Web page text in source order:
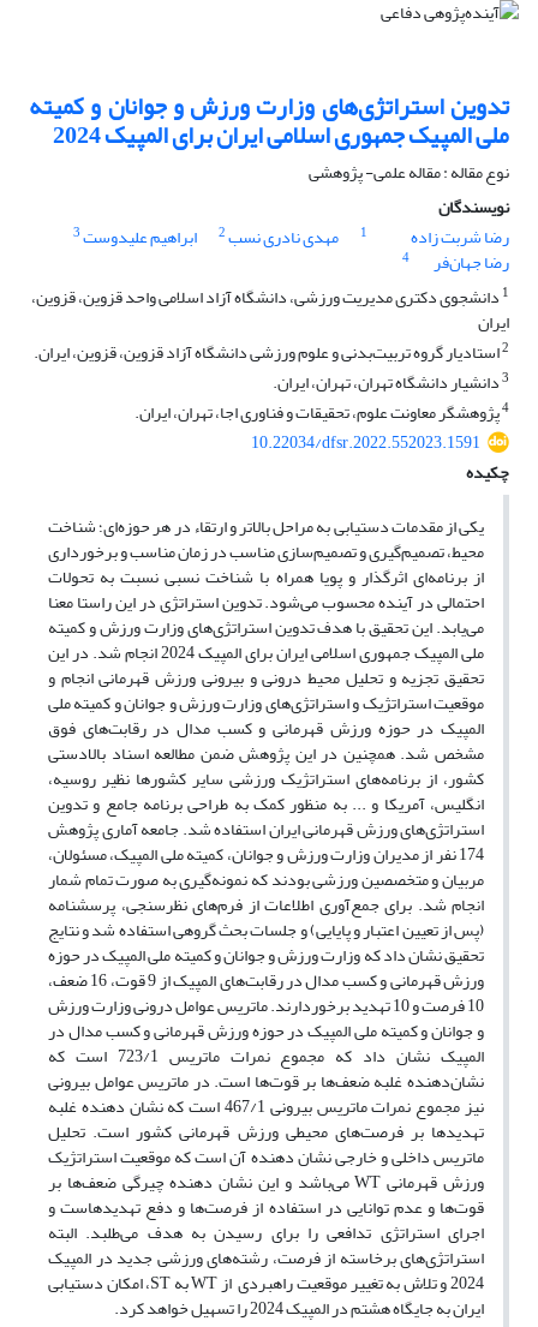
تدوین استراتژی‌های وزارت ورزش و جوانان و کمیته
ملی المپیک جمهوری اسلامی ایران برای المپیک 2024
نوع مقاله : مقاله علمی- پژوهشی
نویسندگان
رضا شربت زاده
1 مهدی نادری نسب2 ابراهیم علیدوست3
رضا جهان‌فر
4
1 دانشجوی دکتری مدیریت ورزشی، دانشگاه آزاد اسلامی واحد قزوین، قزوین،
ایران
2استادیار گروه تربیت‌بدنی و علوم ورزشی دانشگاه آزاد قزوین، قزوین، ایران.
3دانشیار دانشگاه تهران، تهران، ایران.
4پژوهشگر معاونت علوم، تحقیقات و فناوری اجا، تهران، ایران.
10.22034/dfsr.2022.552023.1591
چکیده
یکی از مقدمات دستیابی به مراحل بالاتر و ارتقاء در هر حوزه‌ای؛ شناخت
محیط، تصمیم‌گیری و تصمیم‌سازی مناسب در زمان مناسب و برخورداری
از برنامه‌ای اثرگذار و پویا همراه با شناخت نسبی نسبت به تحولات
احتمالی در آینده محسوب می‌شود. تدوین استراتژی در این راستا معنا
می‌یابد. این تحقیق با هدف تدوین استراتژی‌های وزارت ورزش و کمیته
ملی المپیک جمهوری اسلامی ایران برای المپیک 2024 انجام شد. در این
تحقیق تجزیه و تحلیل محیط درونی و بیرونی ورزش قهرمانی انجام و
موقعیت استراتژیک و استراتژی‌های وزارت ورزش و جوانان و کمیته ملی
المپیک در حوزه ورزش قهرمانی و کسب مدال در رقابت‌های فوق
مشخص شد. همچنین در این پژوهش ضمن مطالعه اسناد بالادستی
کشور، از برنامه‌های استراتژیک ورزشی سایر کشورها نظیر روسیه،
انگلیس، آمریکا و ... به منظور کمک به طراحی برنامه جامع و تدوین
استراتژی‌های ورزش قهرمانی ایران استفاده شد. جامعه آماری پژوهش
174 نفر از مدیران وزارت ورزش و جوانان، کمیته ملی المپیک، مسئولان،
مربیان و متخصصین ورزشی بودند که نمونه‌گیری به صورت تمام شمار
انجام شد. برای جمع‌آوری اطلاعات از فرم‌های نظرسنجی، پرسشنامه
(پس از تعیین اعتبار و پایایی) و جلسات بحث گروهی استفاده شد و نتایج
تحقیق نشان داد که وزارت ورزش و جوانان و کمیته ملی المپیک در حوزه
ورزش قهرمانی و کسب مدال در رقابت‌های المپیک از 9 قوت، 16 ضعف،
10 فرصت و 10 تهدید برخوردارند. ماتریس عوامل درونی وزارت ورزش
و جوانان و کمیته ملی المپیک در حوزه ورزش قهرمانی و کسب مدال در
المپیک نشان داد که مجموع نمرات ماتریس 723/1 است که
نشان‌دهنده غلبه ضعف‌ها بر قوت‌ها است. در ماتریس عوامل بیرونی
نیز مجموع نمرات ماتریس بیرونی 467/1 است که نشان دهنده غلبه
تهدیدها بر فرصت‌های محیطی ورزش قهرمانی کشور است. تحلیل
ماتریس داخلی و خارجی نشان دهنده آن است که موقعیت استراتژیک
ورزش قهرمانی WT می‌باشد و این نشان دهنده چیرگی ضعف‌ها بر
قوت‌ها و عدم توانایی در استفاده از فرصت‌ها و دفع تهدیدهاست و
اجرای استراتژی تدافعی را برای رسیدن به هدف می‌طلبد. البته
استراتژی‌های برخاسته از فرصت، رشته‌های ورزشی جدید در المپیک
2024 و تلاش به تغییر موقعیت راهبردی از WT به ST، امکان دستیابی
ایران به جایگاه هشتم در المپیک 2024 را تسهیل خواهد کرد.